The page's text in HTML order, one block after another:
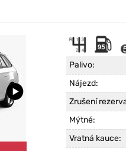
Palivo:
Nájezd:
Zrušení
Mýtné:
Vratná kauce: